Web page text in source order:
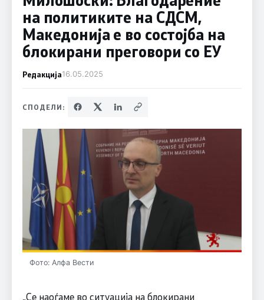
на политиките на СДСM,
Македонија е во состојба на
блокирани преговори со ЕУ
Редакција16.05.2025
СПОДЕЛИ:
Фото: Алфа Вести
„Се наоѓаме во ситуација на блокирани